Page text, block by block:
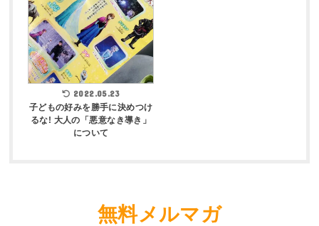
2022.05.23
子どもの好みを勝手に決めつけ
るな! 大人の「悪意なき導き」
について
無料メルマガ